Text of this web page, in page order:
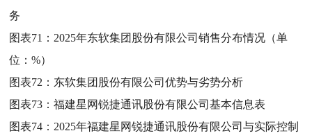
务
图表71： 2025年东软集团股份有限公司销售分布情况（单
位：%）
图表72： 东软集团股份有限公司优势与劣势分析
图表73：福建星网锐捷通讯股份有限公司基本信息表
图表74： 2025年福建星网锐捷通讯股份有限公司与实际控制